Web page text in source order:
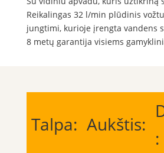
Reikalingas 32 l/min plūdinis
jungtimi, kurioje įrengta vandens
8 metų garantija visiems
Talpa: Aukštis:
: